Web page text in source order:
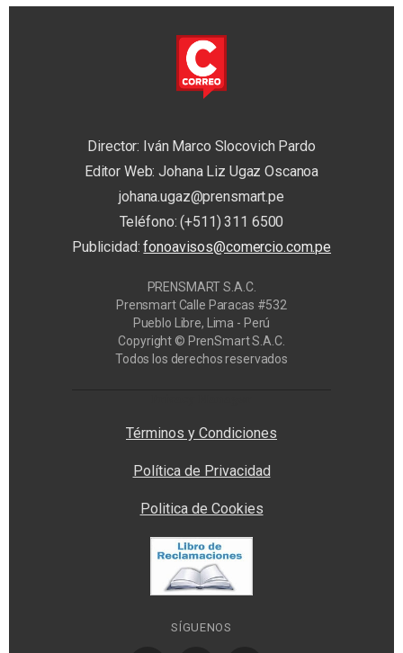
Director: Iván Marco Slocovich Pardo
Editor Web: Johana Liz Ugaz Oscanoa
johana.ugaz@prensmart.pe
Teléfono: (+511) 311 6500
Publicidad:fonoavisos@comercio.com.pe
PRENSMART S.A.C.
Prensmart Calle Paracas #532
Pueblo Libre, Lima - Perú
Copyright © PrenSmart S.A.C.
Todos los derechos reservados
Términos y Condiciones
Política de Privacidad
Politica de Cookies
SÍGUENOS